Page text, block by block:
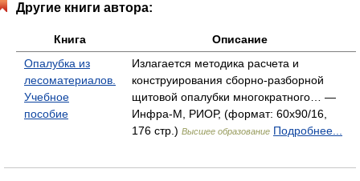
Другие книги автора:
Книга
Описание
Опалубка из
лесоматериалов.
Учебное
пособие
Излагается методика расчета и
конструирования сборно-разборной
щитовой опалубки многократного… —
Инфра-М, РИОР, (формат: 60x90/16,
176 стр.) Высшее образование Подробнее...